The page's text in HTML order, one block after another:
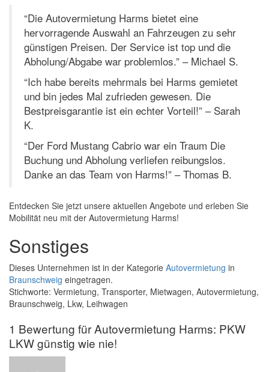
“Die Autovermietung Harms bietet eine
hervorragende Auswahl an Fahrzeugen zu sehr
günstigen Preisen. Der Service ist top und die
Abholung/Abgabe war problemlos.” – Michael S.
“Ich habe bereits mehrmals bei Harms gemietet
und bin jedes Mal zufrieden gewesen. Die
Bestpreisgarantie ist ein echter Vorteil!” – Sarah
K.
“Der Ford Mustang Cabrio war ein Traum Die
Buchung und Abholung verliefen reibungslos.
Danke an das Team von Harms!” – Thomas B.
Entdecken Sie jetzt unsere aktuellen Angebote und erleben Sie
Mobilität neu mit der Autovermietung Harms!
Sonstiges
Dieses Unternehmen ist in der Kategorie Autovermietung in
Braunschweig eingetragen.
Stichworte: Vermietung, Transporter, Mietwagen, Autovermietung,
Braunschweig, Lkw, Leihwagen
1 Bewertung für Autovermietung Harms: PKW
LKW günstig wie nie!